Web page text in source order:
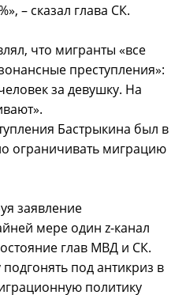
– сказал глава СК.
что мигранты «все
преступления»:
за девушку. На
Бастрыкина был в
ограничивать миграцию
заявление
мере один z-канал
глав МВД и СК.
под антикриз в
политику